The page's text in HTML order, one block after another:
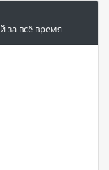
за всё время